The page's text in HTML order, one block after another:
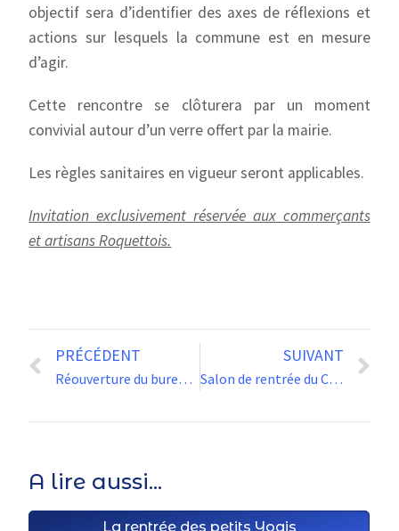
objectif sera d’identifier des axes de réflexions et
actions sur lesquels la commune est en mesure
d’agir.
Cette rencontre se clôturera par un moment
convivial autour d’un verre offert par la mairie.
Les règles sanitaires en vigueur seront applicables.
Invitation exclusivement réservée aux commerçants
et artisans Roquettois.
PRÉCÉDENT
Réouverture du bureau de poste
SUIVANT
Salon de rentrée du CEM
A lire aussi...
La rentrée des petits Yogis